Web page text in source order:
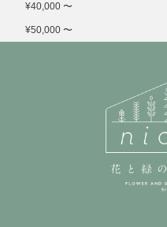
¥40,000 〜
¥50,000 〜